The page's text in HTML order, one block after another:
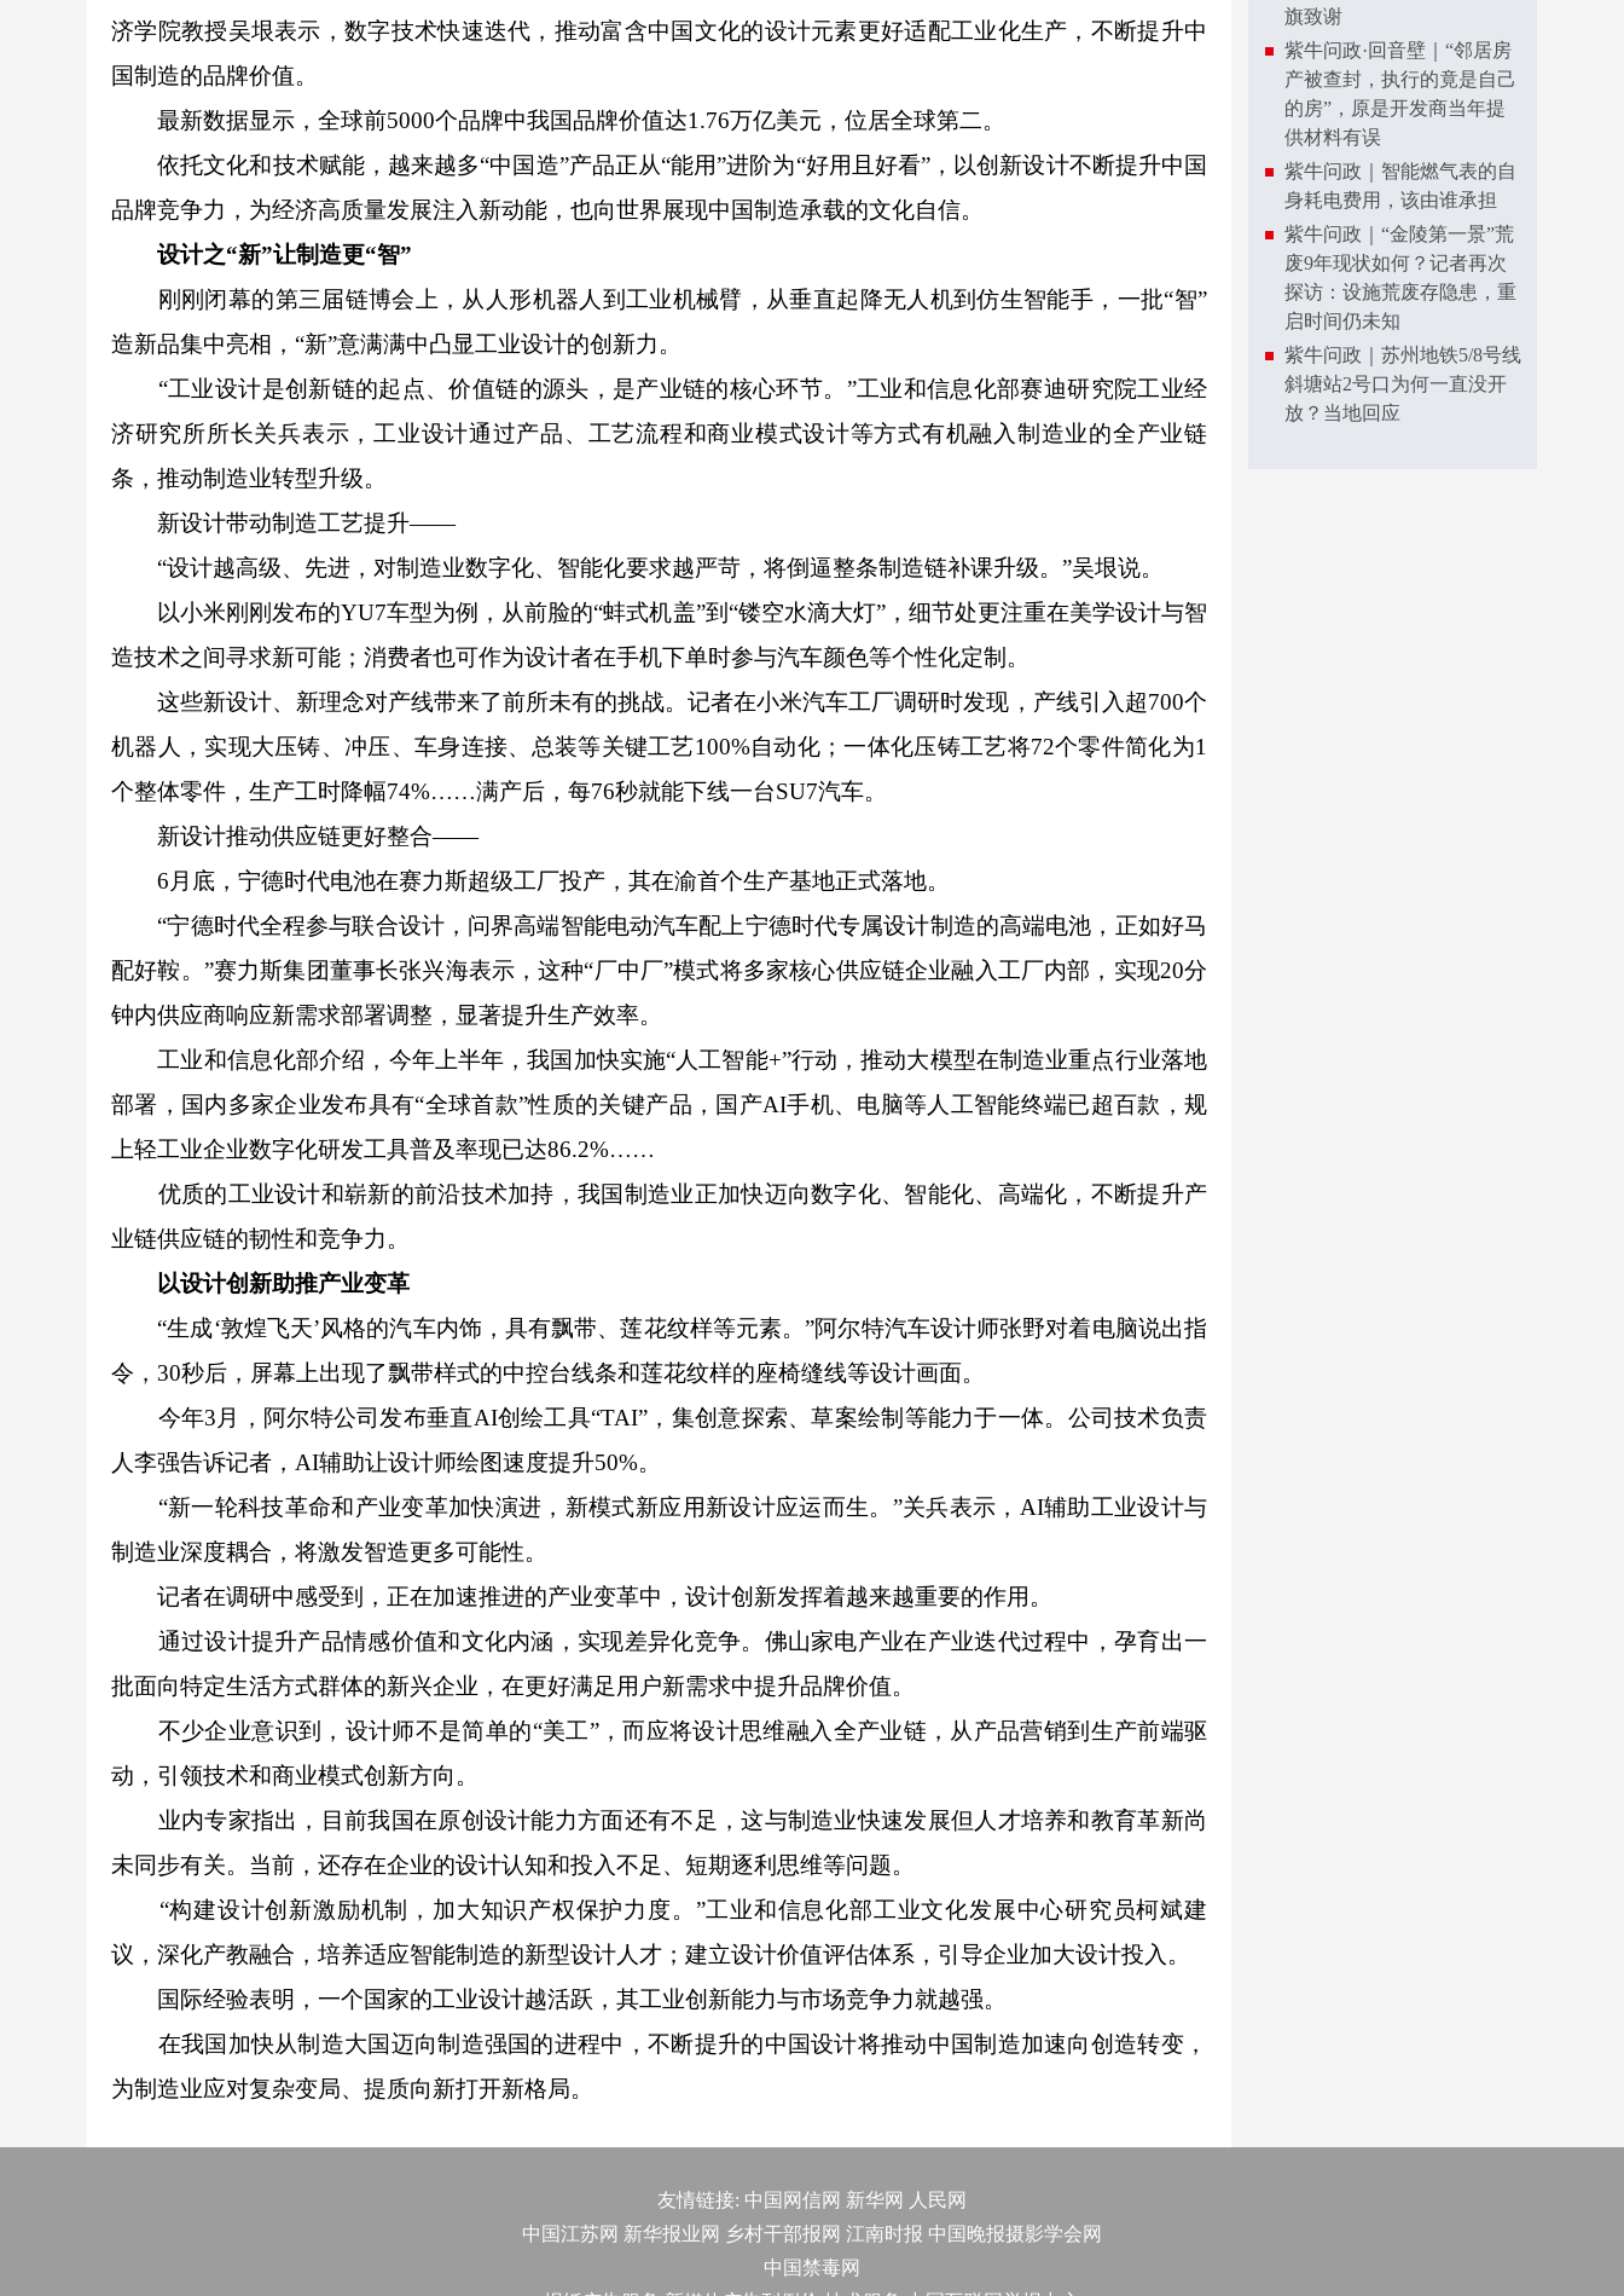
济学院教授吴垠表示，数字技术快速迭代，推动富含中国文化的设计元素更好适配工业化生产，不断提升中
国制造的品牌价值。
最新数据显示，全球前5000个品牌中我国品牌价值达1.76万亿美元，位居全球第二。
依托文化和技术赋能，越来越多“中国造”产品正从“能用”进阶为“好用且好看”，以创新设计不断提升中国
品牌竞争力，为经济高质量发展注入新动能，也向世界展现中国制造承载的文化自信。
设计之“新”让制造更“智”
刚刚闭幕的第三届链博会上，从人形机器人到工业机械臂，从垂直起降无人机到仿生智能手，一批“智”
造新品集中亮相，“新”意满满中凸显工业设计的创新力。
“工业设计是创新链的起点、价值链的源头，是产业链的核心环节。”工业和信息化部赛迪研究院工业经
济研究所所长关兵表示，工业设计通过产品、工艺流程和商业模式设计等方式有机融入制造业的全产业链
条，推动制造业转型升级。
新设计带动制造工艺提升——
“设计越高级、先进，对制造业数字化、智能化要求越严苛，将倒逼整条制造链补课升级。”吴垠说。
以小米刚刚发布的YU7车型为例，从前脸的“蚌式机盖”到“镂空水滴大灯”，细节处更注重在美学设计与智
造技术之间寻求新可能；消费者也可作为设计者在手机下单时参与汽车颜色等个性化定制。
这些新设计、新理念对产线带来了前所未有的挑战。记者在小米汽车工厂调研时发现，产线引入超700个
机器人，实现大压铸、冲压、车身连接、总装等关键工艺100%自动化；一体化压铸工艺将72个零件简化为1
个整体零件，生产工时降幅74%……满产后，每76秒就能下线一台SU7汽车。
新设计推动供应链更好整合——
6月底，宁德时代电池在赛力斯超级工厂投产，其在渝首个生产基地正式落地。
“宁德时代全程参与联合设计，问界高端智能电动汽车配上宁德时代专属设计制造的高端电池，正如好马
配好鞍。”赛力斯集团董事长张兴海表示，这种“厂中厂”模式将多家核心供应链企业融入工厂内部，实现20分
钟内供应商响应新需求部署调整，显著提升生产效率。
工业和信息化部介绍，今年上半年，我国加快实施“人工智能+”行动，推动大模型在制造业重点行业落地
部署，国内多家企业发布具有“全球首款”性质的关键产品，国产AI手机、电脑等人工智能终端已超百款，规
上轻工业企业数字化研发工具普及率现已达86.2%……
优质的工业设计和崭新的前沿技术加持，我国制造业正加快迈向数字化、智能化、高端化，不断提升产
业链供应链的韧性和竞争力。
以设计创新助推产业变革
“生成‘敦煌飞天’风格的汽车内饰，具有飘带、莲花纹样等元素。”阿尔特汽车设计师张野对着电脑说出指
令，30秒后，屏幕上出现了飘带样式的中控台线条和莲花纹样的座椅缝线等设计画面。
今年3月，阿尔特公司发布垂直AI创绘工具“TAI”，集创意探索、草案绘制等能力于一体。公司技术负责
人李强告诉记者，AI辅助让设计师绘图速度提升50%。
“新一轮科技革命和产业变革加快演进，新模式新应用新设计应运而生。”关兵表示，AI辅助工业设计与
制造业深度耦合，将激发智造更多可能性。
记者在调研中感受到，正在加速推进的产业变革中，设计创新发挥着越来越重要的作用。
通过设计提升产品情感价值和文化内涵，实现差异化竞争。佛山家电产业在产业迭代过程中，孕育出一
批面向特定生活方式群体的新兴企业，在更好满足用户新需求中提升品牌价值。
不少企业意识到，设计师不是简单的“美工”，而应将设计思维融入全产业链，从产品营销到生产前端驱
动，引领技术和商业模式创新方向。
业内专家指出，目前我国在原创设计能力方面还有不足，这与制造业快速发展但人才培养和教育革新尚
未同步有关。当前，还存在企业的设计认知和投入不足、短期逐利思维等问题。
“构建设计创新激励机制，加大知识产权保护力度。”工业和信息化部工业文化发展中心研究员柯斌建
议，深化产教融合，培养适应智能制造的新型设计人才；建立设计价值评估体系，引导企业加大设计投入。
国际经验表明，一个国家的工业设计越活跃，其工业创新能力与市场竞争力就越强。
在我国加快从制造大国迈向制造强国的进程中，不断提升的中国设计将推动中国制造加速向创造转变，
为制造业应对复杂变局、提质向新打开新格局。
旗致谢
紫牛问政·回音壁｜“邻居房
产被查封，执行的竟是自己
的房”，原是开发商当年提
供材料有误
紫牛问政｜智能燃气表的自
身耗电费用，该由谁承担
紫牛问政｜“金陵第一景”荒
废9年现状如何？记者再次
探访：设施荒废存隐患，重
启时间仍未知
紫牛问政｜苏州地铁5/8号线
斜塘站2号口为何一直没开
放？当地回应
友情链接: 中国网信网 新华网
人民网
中国江苏网 新华报业网 乡村干部报网 江南时报 中国晚报摄影学会网
中国禁毒网